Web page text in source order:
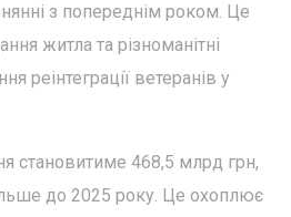
з попереднім роком. Це
житла та різноманітні
реінтеграції ветеранів у
становитиме 468,5 млрд грн,
до 2025 року. Це охоплює